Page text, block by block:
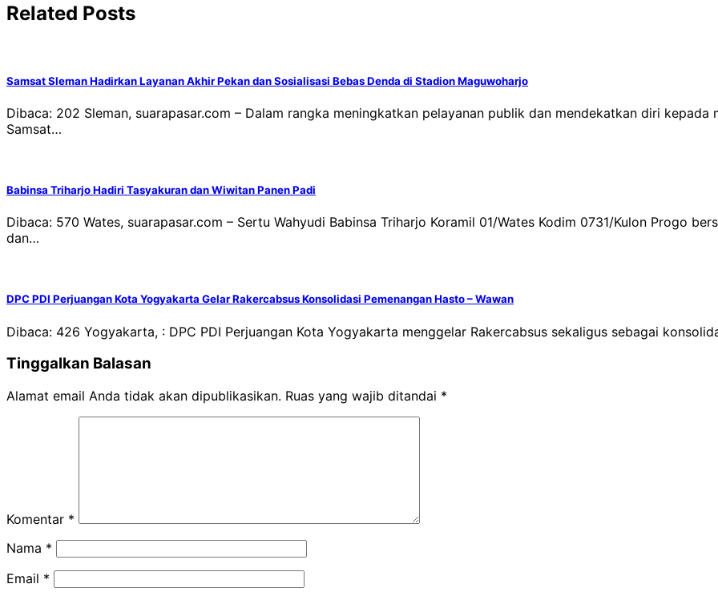
Related Posts
Samsat Sleman Hadirkan Layanan Akhir Pekan dan Sosialisasi Bebas Denda di Stadion Maguwoharjo
Dibaca: 202 Sleman, suarapasar.com – Dalam rangka meningkatkan pelayanan publik dan mendekatkan diri
Samsat…
Babinsa Triharjo Hadiri Tasyakuran dan Wiwitan Panen Padi
Dibaca: 570 Wates, suarapasar.com – Sertu Wahyudi Babinsa Triharjo Koramil 01/Wates Kodim 0731/Kulon Progo
dan…
DPC PDI Perjuangan Kota Yogyakarta Gelar Rakercabsus Konsolidasi Pemenangan Hasto – Wawan
Dibaca: 426 Yogyakarta, : DPC PDI Perjuangan Kota Yogyakarta menggelar Rakercabsus sekaligus sebagai
Tinggalkan Balasan
Alamat email Anda tidak akan dipublikasikan. Ruas yang wajib ditandai *
Komentar *
Nama *
Email *